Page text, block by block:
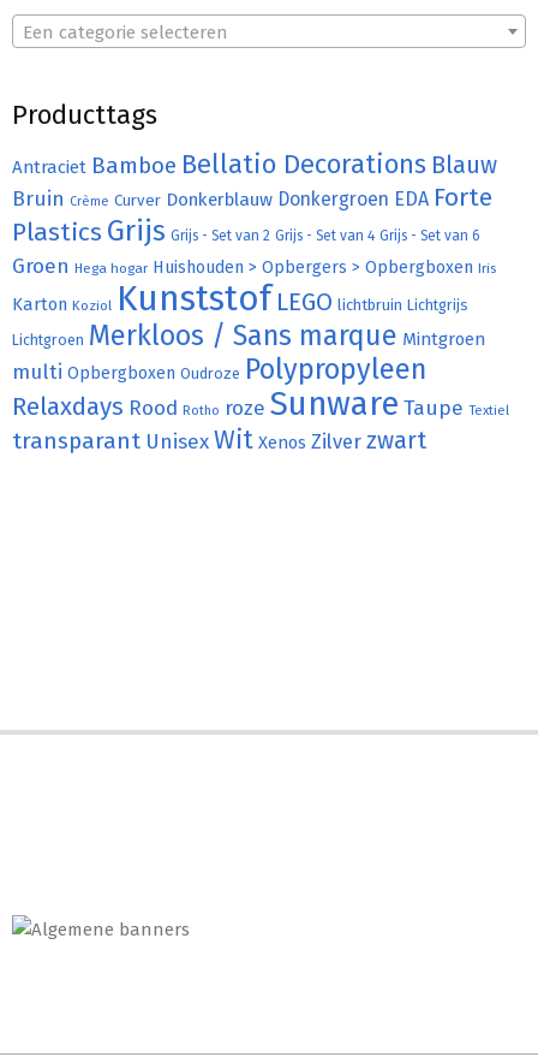
Een categorie selecteren
Producttags
Antraciet Bamboe Bellatio Decorations Blauw
Bruin Crème Curver Donkerblauw Donkergroen EDA Forte
Plastics Grijs Grijs - Set van 2 Grijs - Set van 4 Grijs - Set van 6
Groen Hega hogar Huishouden > Opbergers > Opbergboxen Iris
Karton Koziol Kunststof LEGO lichtbruin Lichtgrijs
Lichtgroen Merkloos / Sans marque Mintgroen
multi Opbergboxen Oudroze Polypropyleen
Relaxdays Rood Rotho roze Sunware Taupe Textiel
transparant UnisexWit Xenos Zilver zwart